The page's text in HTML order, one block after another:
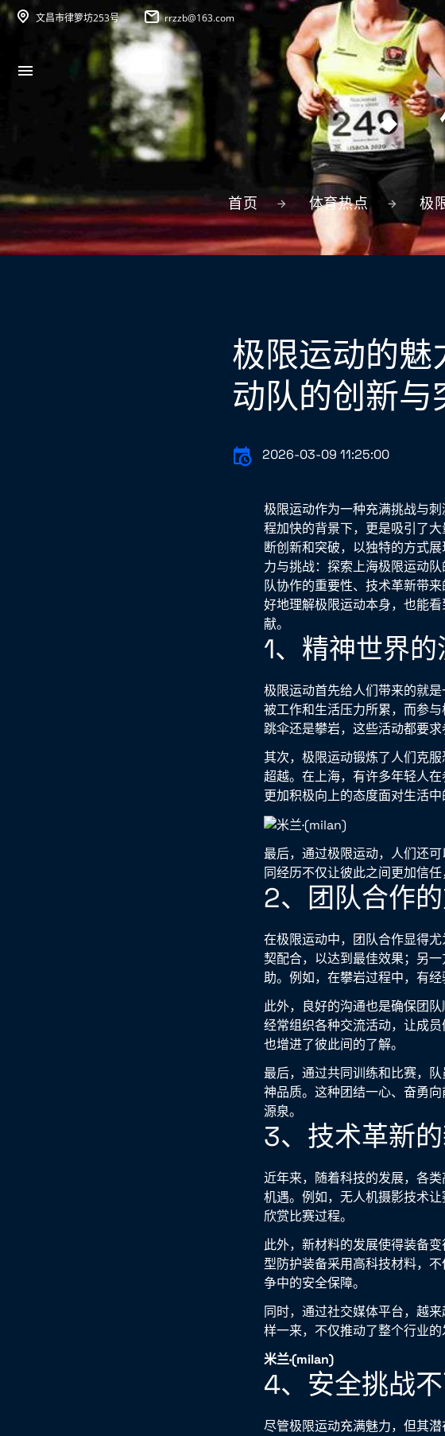
文昌市律箩坊253号 rrzzb@163.com
首页 体育热点 极
极限运动的
动队的创新与
2026-03-09 11:25:00
极限运动作为一种充满挑战与
程加快的背景下，更是吸引了
断创新和突破，以独特的方式
力与挑战：探索上海极限运动
队协作的重要性、技术革新带
好地理解极限运动本身，也能
献。
1、精神世界的
极限运动首先给人们带来的就
被工作和生活压力所累，而参
跳伞还是攀岩，这些活动都要
其次，极限运动锻炼了人们克
超越。在上海，有许多年轻人
更加积极向上的态度面对生活中
最后，通过极限运动，人们还
同经历不仅让彼此之间更加信
2、团队合作
在极限运动中，团队合作显得
契配合，以达到最佳效果；另
助。例如，在攀岩过程中，有
此外，良好的沟通也是确保团
经常组织各种交流活动，让成
也增进了彼此间的了解。
最后，通过共同训练和比赛，
神品质。这种团结一心、奋勇
源泉。
3、技术革新
近年来，随着科技的发展，各
机遇。例如，无人机摄影技术
欣赏比赛过程。
此外，新材料的发展使得装备
型防护装备采用高科技材料，
争中的安全保障。
同时，通过社交媒体平台，越
样一来，不仅推动了整个行业
米兰·(milan)
4、安全挑战
尽管极限运动充满魅力，但其